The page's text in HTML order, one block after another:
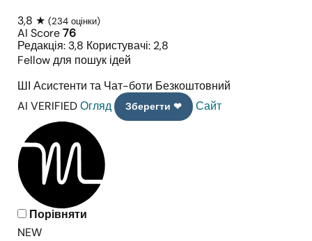
3,8 ★ (234 оцінки)
AI Score76
Редакція: 3,8 Користувачі: 2,8
Fellow для пошук ідей
ШІ Асистенти та Чат-боти Безкоштовний
AI VERIFIEDОгляд Зберегти ❤ Сайт
Порівняти
NEW